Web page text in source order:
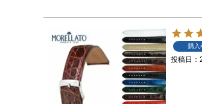
購入
投稿日